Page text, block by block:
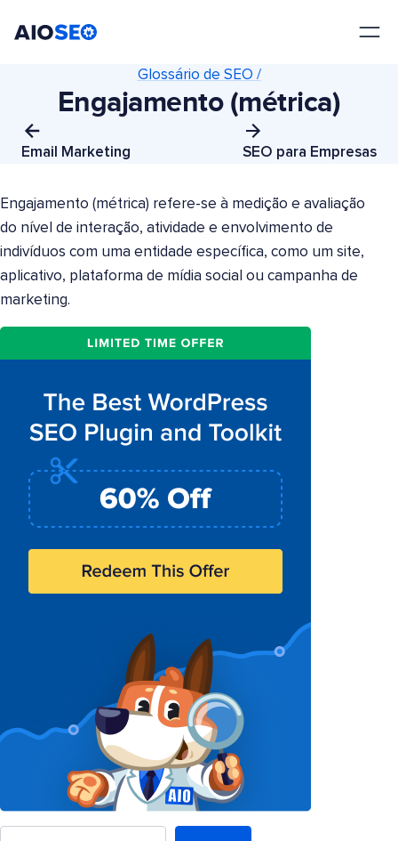
Email Marketing
Glossário de SEO /
Engajamento (métrica)
SEO para Empresas
Engajamento (métrica) refere-se à medição e avaliação
do nível de interação, atividade e envolvimento de
indivíduos com uma entidade específica, como um site,
aplicativo, plataforma de mídia social ou campanha de
marketing.